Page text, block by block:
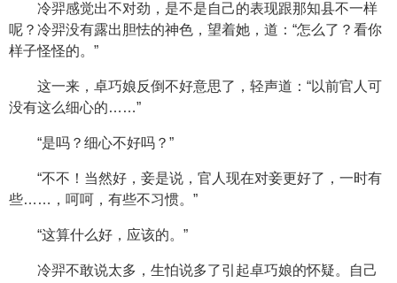
冷羿感觉出不对劲，是不是自己的表现跟那知县不一样
呢？冷羿没有露出胆怯的神色，望着她，道：“怎么了？看你
样子怪怪的。”
这一来，卓巧娘反倒不好意思了，轻声道：“以前官人可
没有这么细心的……”
“是吗？细心不好吗？”
“不不！当然好，妾是说，官人现在对妾更好了，一时有
些……，呵呵，有些不习惯。”
“这算什么好，应该的。”
冷羿不敢说太多，生怕说多了引起卓巧娘的怀疑。自己